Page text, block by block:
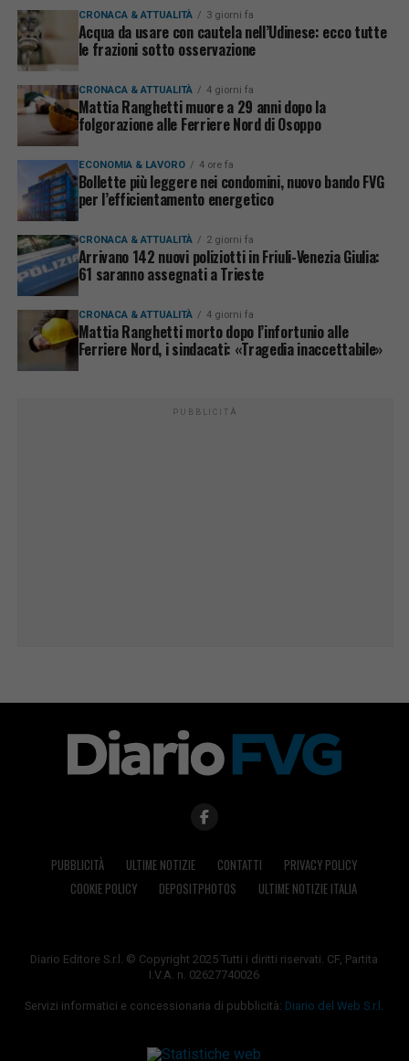
CRONACA & ATTUALITÀ 3 giorni fa
Acqua da usare con cautela nell’Udinese: ecco tutte
le frazioni sotto osservazione
CRONACA & ATTUALITÀ 4 giorni fa
Mattia Ranghetti muore a 29 anni dopo la
folgorazione alle Ferriere Nord di Osoppo
ECONOMIA & LAVORO 4 ore fa
Bollette più leggere nei condomini, nuovo bando FVG
per l’efficientamento energetico
CRONACA & ATTUALITÀ 2 giorni fa
Arrivano 142 nuovi poliziotti in Friuli-Venezia Giulia:
61 saranno assegnati a Trieste
CRONACA & ATTUALITÀ 4 giorni fa
Mattia Ranghetti morto dopo l’infortunio alle
Ferriere Nord, i sindacati: «Tragedia inaccettabile»
PUBBLICITÀ
PUBBLICITÀ ULTIME NOTIZIE CONTATTI
PRIVACY POLICY
COOKIE POLICY
DEPOSITPHOTOS ULTIME NOTIZIE ITALIA
Diario Editore S.r.l. © Copyright 2025 Tutti i diritti riservati. CF, Partita
I.V.A. n. 02627740026
Servizi informatici e concessionaria di pubblicità: Diario del Web S.r.l.